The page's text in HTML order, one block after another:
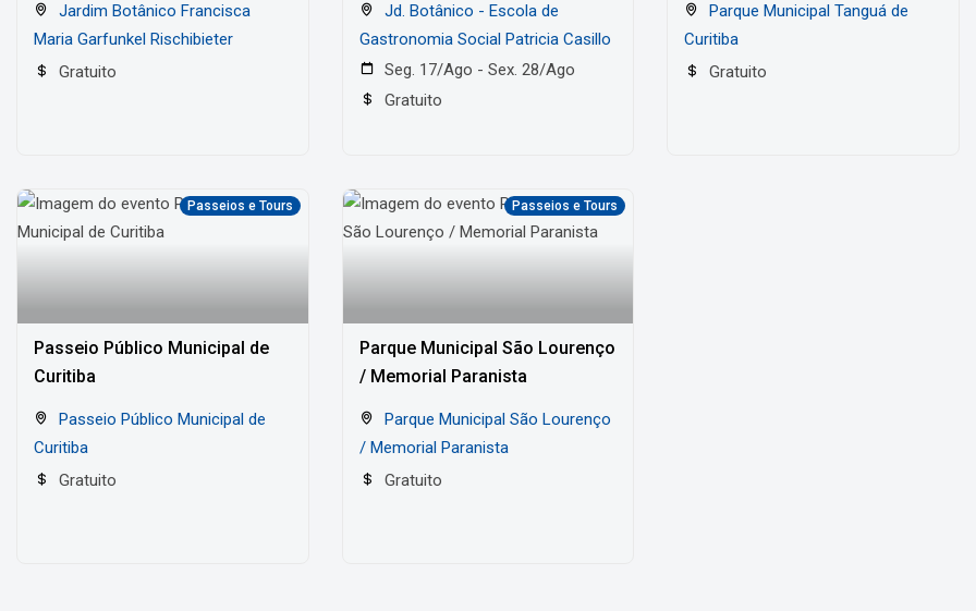
Maria Garfunkel Rischibieter
Gratuito
Gastronomia Social Patricia Casillo
Seg. 17/Ago - Sex. 28/Ago
Gratuito
Parque Municipal Tanguá de
Curitiba
Gratuito
Passeios e Tours
Passeio Público Municipal de
Curitiba
Curitiba
Gratuito
Passeios e Tours
Parque Municipal São Lourenço
/ Memorial Paranista
/ Memorial Paranista
Gratuito